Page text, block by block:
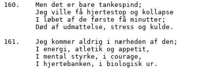
160.	Men det er bare tankespind;
        Jeg ville få hjertestop og kollapse
        I løbet af de første få minutter;
        Død af udmattelse, stress og kulde.
161.	Jeg kommer aldrig i nærheden af den;
        I energi, atletik og appetit,
        I mental styrke, i courage,
        I hjertebanken, i biologisk ur.